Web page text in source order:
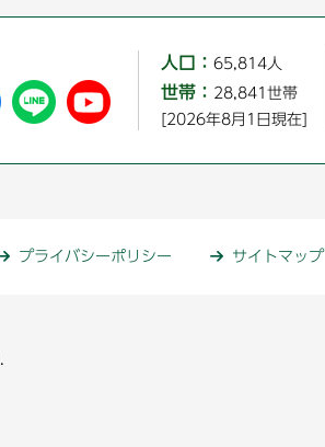
人口： 65,814人
世帯： 28,841世帯
[2026年8月1日現在]
プライバシーポリシー サイトマップ